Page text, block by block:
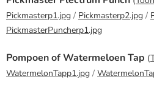
Pickmasterp1.jpg / Pickmasterp2.jpg /
PickmasterPuncherp1.jpg
Pompoen of Watermeloen Tap (
WatermelonTapp1.jpg /